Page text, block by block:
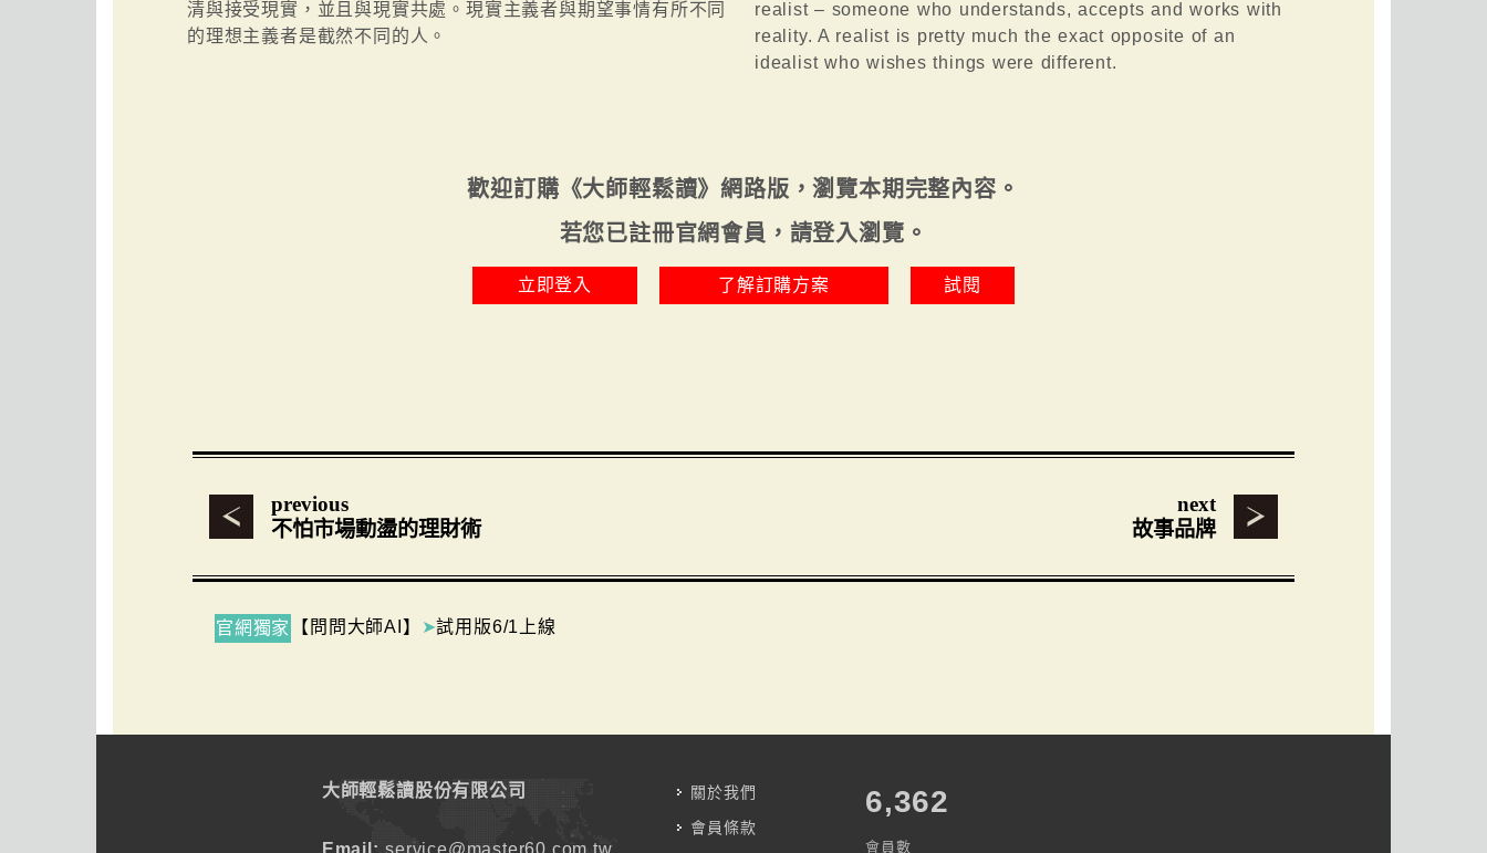
清與接受現實，並且與現實共處。現實主義者與期望事情有所不同
的理想主義者是截然不同的人。
realist – someone who understands, accepts and works with
reality. A realist is pretty much the exact opposite of an
idealist who wishes things were different.
歡迎訂購《大師輕鬆讀》網路版，瀏覽本期完整內容。
若您已註冊官網會員，請登入瀏覽。
立即登入 了解訂購方案 試閱
previous
不怕市場動盪的理財術
next
故事品牌
官網獨家 【問問大師AI】 ➤試用版6/1上線
大師輕鬆讀股份有限公司
Email: service@master60.com.tw
關於我們
會員條款
7,787
會員數